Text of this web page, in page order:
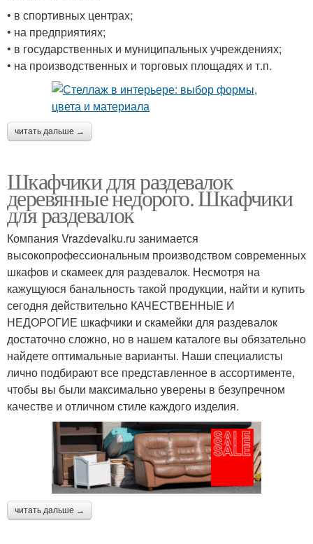
• в спортивных центрах;
• на предприятиях;
• в государственных и муниципальных учреждениях;
• на производственных и торговых площадях и т.п.
читать дальше →
Шкафчики для раздевалок
деревянные недорого. Шкафчики
для раздевалок
Компания Vrazdevalku.ru занимается
высокопрофессиональным производством современных
шкафов и скамеек для раздевалок. Несмотря на
кажущуюся банальность такой продукции, найти и купить
сегодня действительно КАЧЕСТВЕННЫЕ И
НЕДОРОГИЕ шкафчики и скамейки для раздевалок
достаточно сложно, но в нашем каталоге вы обязательно
найдете оптимальные варианты. Наши специалисты
лично подбирают все представленное в ассортименте,
чтобы вы были максимально уверены в безупречном
качестве и отличном стиле каждого изделия.
читать дальше →